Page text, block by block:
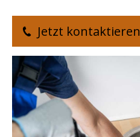
Jetzt kontaktieren